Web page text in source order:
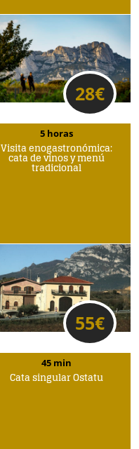
28€
5 horas
Visita enogastronómica:
cata de vinos y menú
tradicional
55€
45 min
Cata singular Ostatu